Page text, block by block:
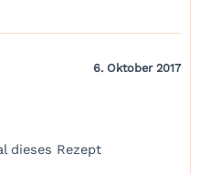
6. Oktober 2017
dieses Rezept